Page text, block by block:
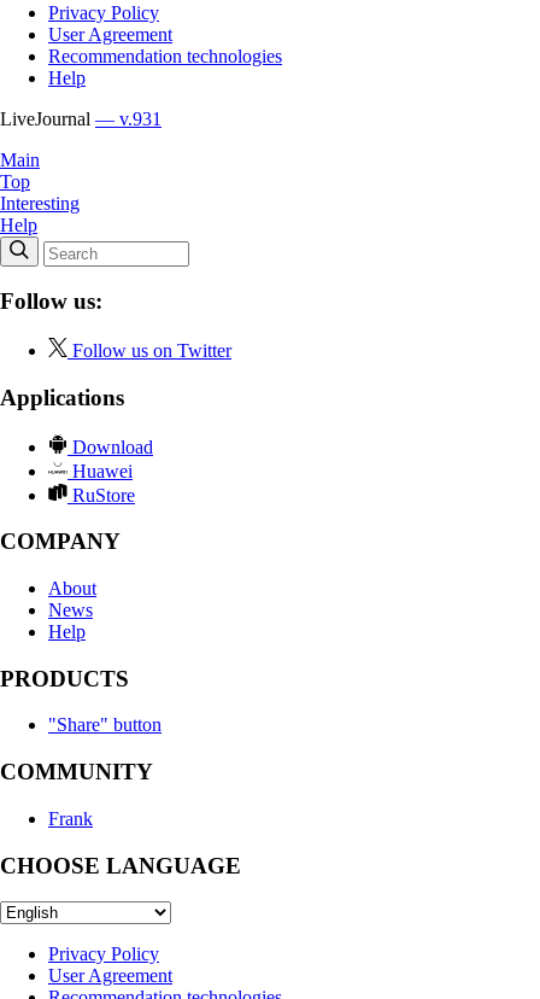
Privacy Policy
User Agreement
Recommendation technologies
Help
LiveJournal — v.931
Main
Top
Interesting
Help
Follow us:
Follow us on Twitter
Applications
Download
Huawei
RuStore
COMPANY
About
News
Help
PRODUCTS
"Share" button
COMMUNITY
Frank
CHOOSE LANGUAGE
Privacy Policy
User Agreement